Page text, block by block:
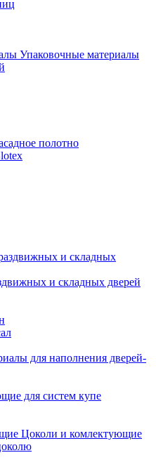
Упаковочные материалы
полотно
и складных дверей
для наполнения дверей-
для систем купе
Цоколи и комлектующие